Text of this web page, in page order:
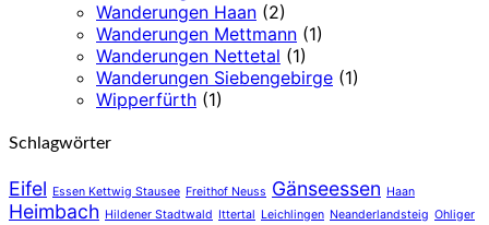
Wanderungen Haan (2)
Wanderungen Mettmann (1)
Wanderungen Nettetal (1)
Wanderungen Siebengebirge (1)
Wipperfürth (1)
Schlagwörter
Eifel Essen Kettwig Stausee Freithof Neuss Gänseessen Haan
Heimbach Hildener Stadtwald Ittertal Leichlingen Neanderlandsteig Ohliger